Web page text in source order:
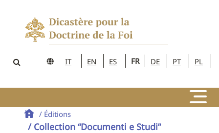
IT EN ES FR DE PT PL
/ Éditions
/ Collection “Documenti e Studi”